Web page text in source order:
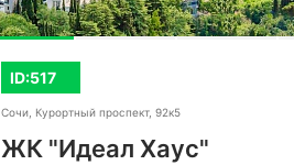
ID:517
Сочи, Курортный проспект, 92к5
ЖК "Идеал Хаус"